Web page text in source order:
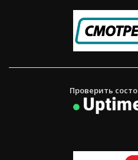
Проверить